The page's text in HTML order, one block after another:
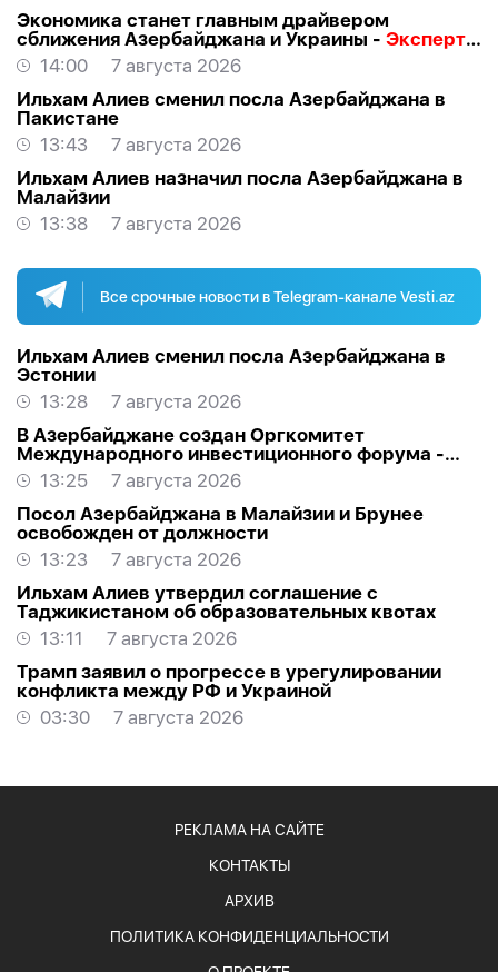
Экономика станет главным драйвером
сближения Азербайджана и Украины - Эксперт о
визите Байрамова в Киев
14:00
7 августа 2026
Ильхам Алиев сменил посла Азербайджана в
Пакистане
13:43
7 августа 2026
Ильхам Алиев назначил посла Азербайджана в
Малайзии
13:38
7 августа 2026
Все срочные новости в Telegram-канале Vesti.az
Ильхам Алиев сменил посла Азербайджана в
Эстонии
13:28
7 августа 2026
В Азербайджане создан Оргкомитет
Международного инвестиционного форума -
РАСПОРЯЖЕНИЕ
13:25
7 августа 2026
Посол Азербайджана в Малайзии и Брунее
освобожден от должности
13:23
7 августа 2026
Ильхам Алиев утвердил соглашение с
Таджикистаном об образовательных квотах
13:11
7 августа 2026
Трамп заявил о прогрессе в урегулировании
конфликта между РФ и Украиной
03:30
7 августа 2026
РЕКЛАМА НА САЙТЕ
КОНТАКТЫ
АРХИВ
ПОЛИТИКА КОНФИДЕНЦИАЛЬНОСТИ